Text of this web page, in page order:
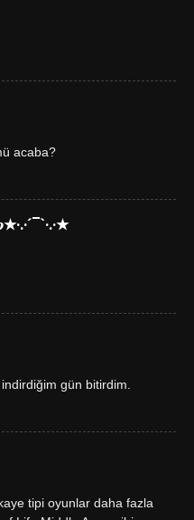
acaba?
gün bitirdim.
tipi oyunlar daha fazla